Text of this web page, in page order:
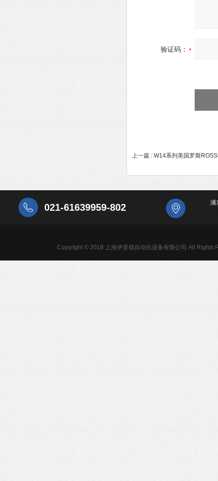
验证码：
上一篇 : W14系列美国罗斯
021-61639959-802 浦
Copyright © 2018 上海伊里德自动化设备有限公司 All Rights